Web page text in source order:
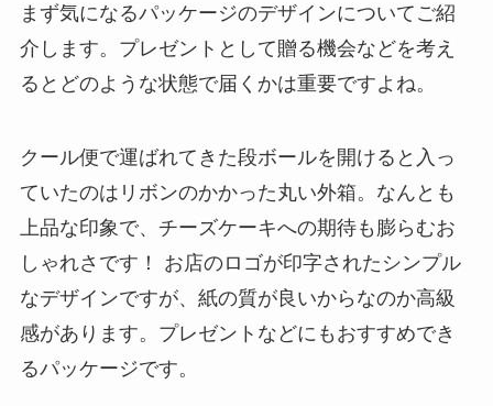
まず気になるパッケージのデザインについてご紹
介します。プレゼントとして贈る機会などを考え
るとどのような状態で届くかは重要ですよね。
クール便で運ばれてきた段ボールを開けると入っ
ていたのはリボンのかかった丸い外箱。なんとも
上品な印象で、チーズケーキへの期待も膨らむお
しゃれさです！ お店のロゴが印字されたシンプル
なデザインですが、紙の質が良いからなのか高級
感があります。プレゼントなどにもおすすめでき
るパッケージです。